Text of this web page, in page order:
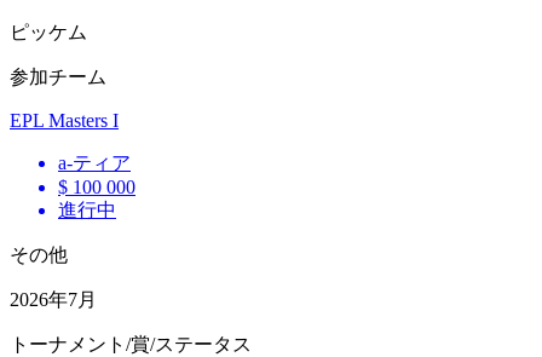
ピッケム
参加チーム
EPL Masters I
a-ティア
$ 100 000
進行中
その他
2026年7月
トーナメント/賞/ステータス